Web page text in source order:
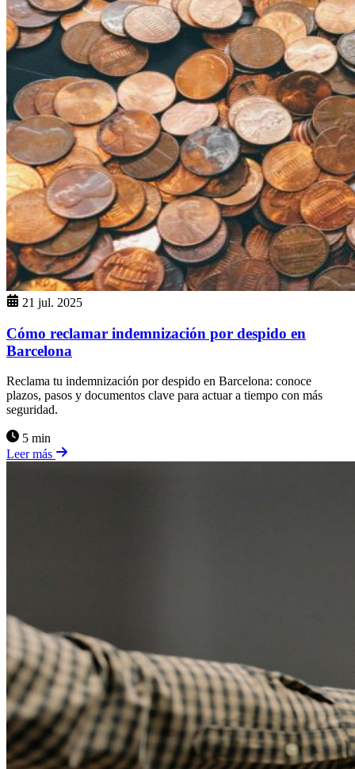
21 jul. 2025
Cómo reclamar indemnización por despido en
Barcelona
Reclama tu indemnización por despido en Barcelona: conoce
plazos, pasos y documentos clave para actuar a tiempo con más
seguridad.
5 min
Leer más